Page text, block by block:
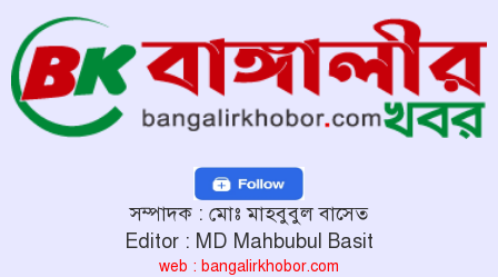
সম্পাদক : মোঃ মাহবুবুল বাসেত
Editor : MD Mahbubul Basit
web : bangalirkhobor.com